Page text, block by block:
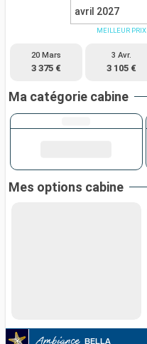
avril 2027
20 Mars
3 375 €
MEILLEUR PRIX
3 Avr.
3 105 €
Ma catégorie cabine
Mes options cabine